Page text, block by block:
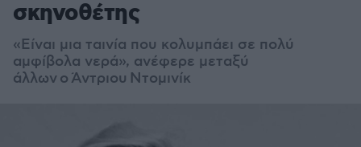
σκηνοθέτης
«Είναι μια ταινία που κολυμπάει σε πολύ
αμφίβολα νερά», ανέφερε μεταξύ
άλλων ο Άντριου Ντομινίκ